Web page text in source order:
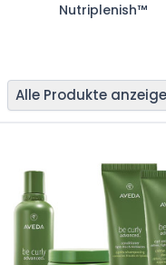
Nutriplenish™
Alle Produkte